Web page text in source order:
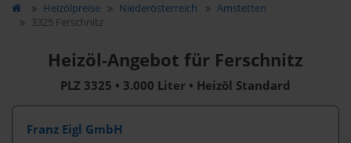
Heizölpreise Niederösterreich
Amstetten
3325 Ferschnitz
Heizöl-Angebot für Ferschnitz
PLZ 3325 • 3.000 Liter • Heizöl Standard
Franz Eigl GmbH